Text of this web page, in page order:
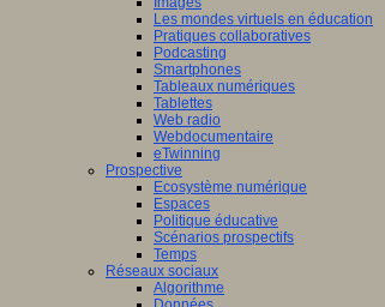
Les mondes virtuels en éducation
Pratiques collaboratives
Podcasting
Smartphones
Tableaux numériques
Tablettes
Web radio
Webdocumentaire
eTwinning
Prospective
Ecosystème numérique
Espaces
Politique éducative
Scénarios prospectifs
Temps
Réseaux sociaux
Algorithme